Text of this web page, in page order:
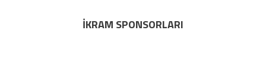
İKRAM SPONSORLARI